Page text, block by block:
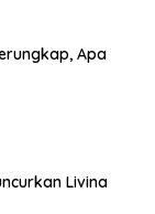
Apa
Livina